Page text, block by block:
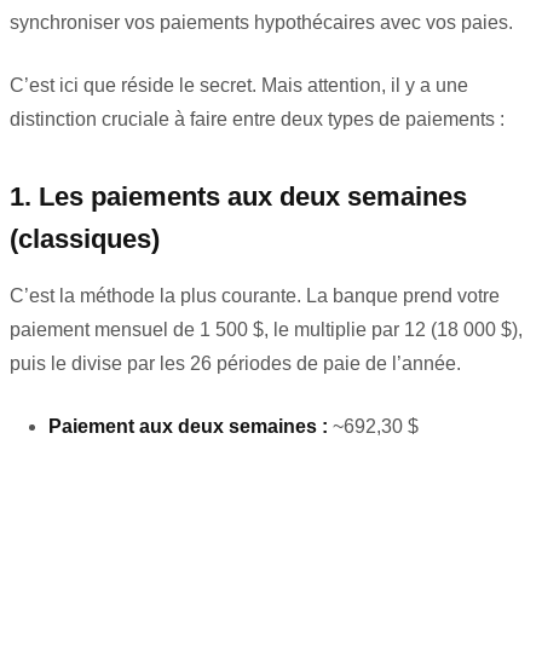
synchroniser vos paiements hypothécaires avec vos paies.
C’est ici que réside le secret. Mais attention, il y a une
distinction cruciale à faire entre deux types de paiements :
1. Les paiements aux deux semaines
(classiques)
C’est la méthode la plus courante. La banque prend votre
paiement mensuel de 1 500 $, le multiplie par 12 (18 000 $),
puis le divise par les 26 périodes de paie de l’année.
Paiement aux deux semaines : ~692,30 $